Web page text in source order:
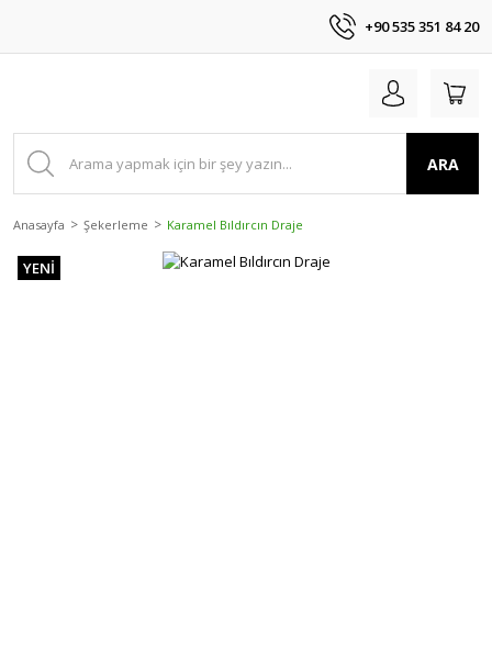
+90 535 351 84 20
ARA
Anasayfa Şekerleme Karamel Bıldırcın Draje
YENİ